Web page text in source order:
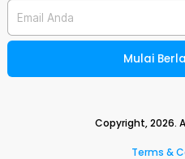
Email Anda
Mulai
Copyright,2026.
Terms &